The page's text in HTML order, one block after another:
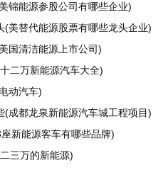
锦能源参股公司有哪些企业)
(美替代能源股票有哪些龙头企业)
国清洁能源上市公司)
二万新能源汽车大全)
动汽车)
(成都龙泉新能源汽车城工程项目)
新能源客车有哪些品牌)
三万的新能源)